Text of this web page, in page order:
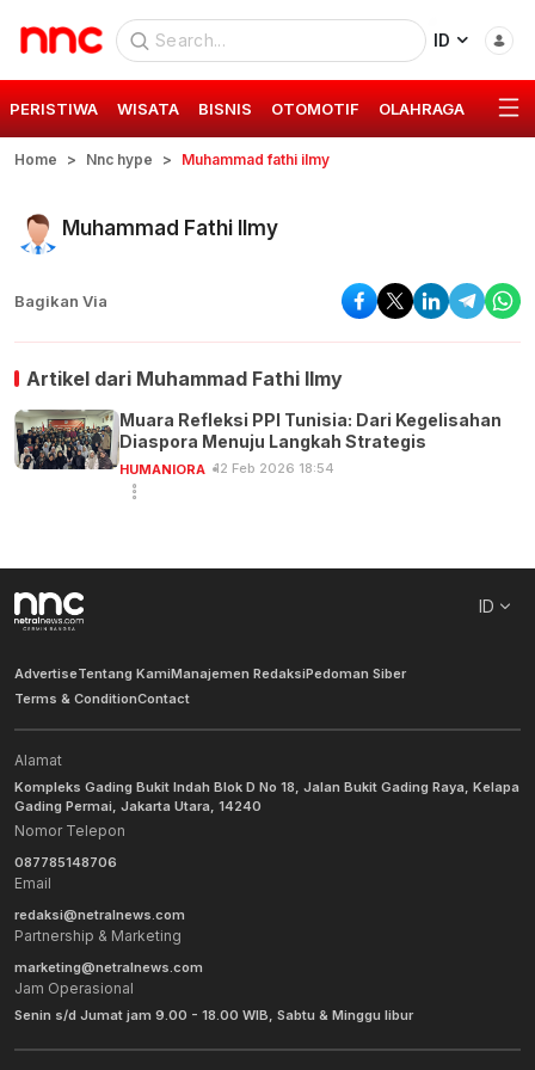
ID
PERISTIWA WISATA BISNIS OTOMOTIF OLAHRAGA GAYA
Home Nnc hype Muhammad fathi ilmy
Muhammad Fathi Ilmy
Bagikan Via
Artikel dari Muhammad Fathi Ilmy
Muara Refleksi PPI Tunisia: Dari Kegelisahan
Diaspora Menuju Langkah Strategis
HUMANIORA 12 Feb 2026 18:54
ID
AdvertiseTentang KamiManajemen RedaksiPedoman Siber
Terms & ConditionContact
Alamat
Kompleks Gading Bukit Indah Blok D No 18, Jalan Bukit Gading Raya, Kelapa
Gading Permai, Jakarta Utara, 14240
Nomor Telepon
087785148706
Email
redaksi@netralnews.com
Partnership & Marketing
marketing@netralnews.com
Jam Operasional
Senin s/d Jumat jam 9.00 - 18.00 WIB, Sabtu & Minggu libur